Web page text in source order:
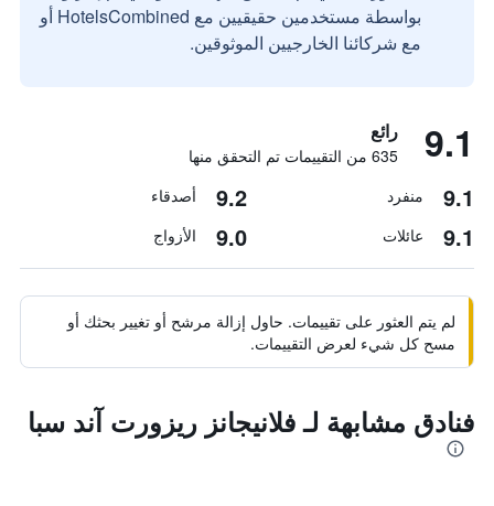
بواسطة مستخدمين حقيقيين مع HotelsCombined أو
مع شركائنا الخارجيين الموثوقين.
9.1 رائع
635 من التقييمات تم التحقق منها
9.1 منفرد 9.2 أصدقاء
9.1 عائلات 9.0 الأزواج
لم يتم العثور على تقييمات. حاول إزالة مرشح أو تغيير بحثك أو
مسح كل شيء لعرض التقييمات.
فنادق مشابهة لـ فلانيجانز ريزورت آند سبا